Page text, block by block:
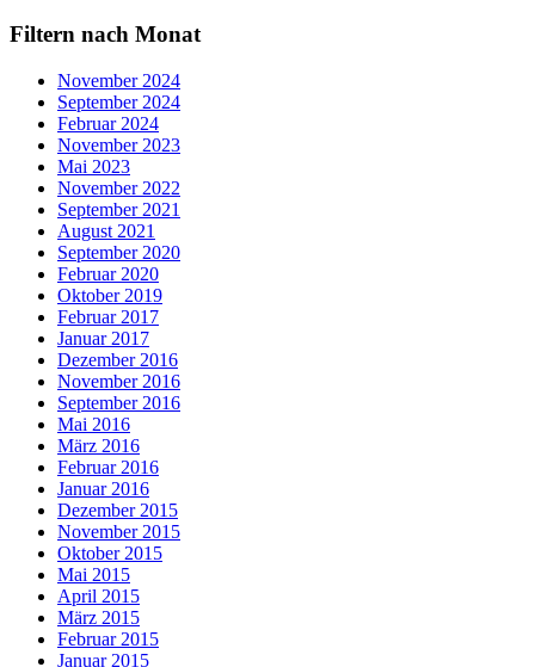
Filtern nach Monat
November 2024
September 2024
Februar 2024
November 2023
Mai 2023
November 2022
September 2021
August 2021
September 2020
Februar 2020
Oktober 2019
Februar 2017
Januar 2017
Dezember 2016
November 2016
September 2016
Mai 2016
März 2016
Februar 2016
Januar 2016
Dezember 2015
November 2015
Oktober 2015
Mai 2015
April 2015
März 2015
Februar 2015
Januar 2015